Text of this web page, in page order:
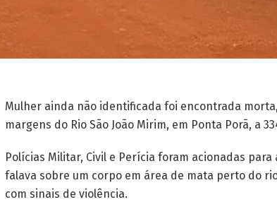
Mulher ainda não identificada foi encontrada
margens do Rio São João Mirim, em Ponta Porã, a
Polícias Militar, Civil e Perícia foram acionadas
falava sobre um corpo em área de mata perto do
com sinais de violência.